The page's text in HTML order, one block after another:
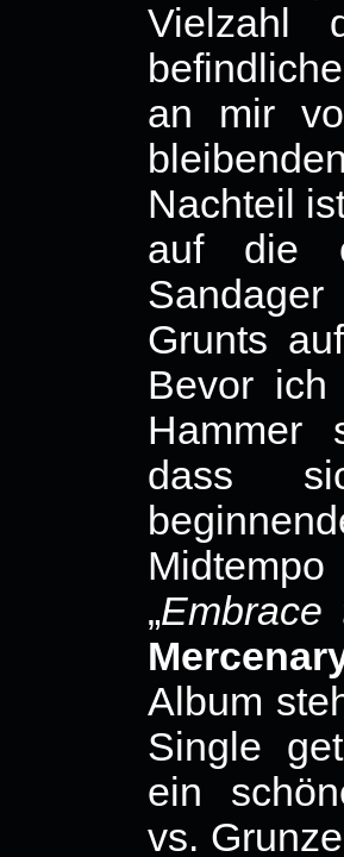
Vielzahl
an mir
Nachteil
auf die
Grunts
Bevor
Hammer
dass
„Embrace
Album
Single
ein
vs.